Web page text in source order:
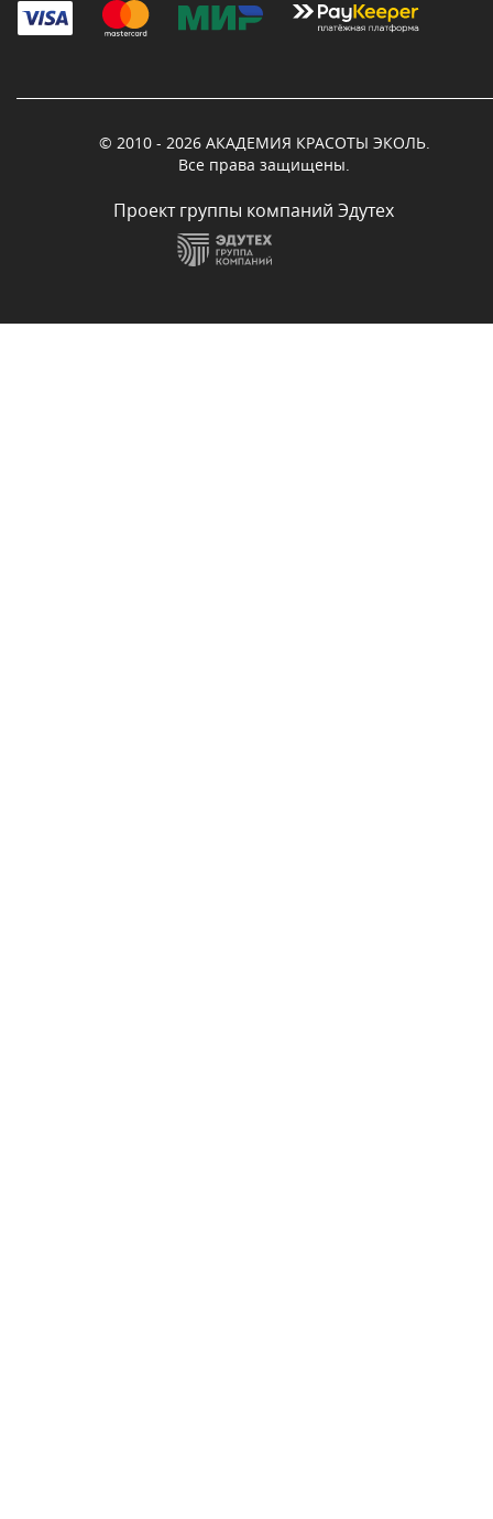
© 2010 - 2026 АКАДЕМИЯ КРАСОТЫ ЭКОЛЬ.
Все права защищены.
Проект группы компаний Эдутех